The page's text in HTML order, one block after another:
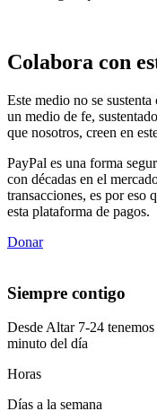
Colabora con
Este medio no se
un medio de fe,
que nosotros, creen en
PayPal es una forma
con décadas en el
transacciones, es por eso
esta plataforma de pagos.
Donar
Siempre contigo
Desde Altar 7-24
minuto del día
Horas
Días a la semana